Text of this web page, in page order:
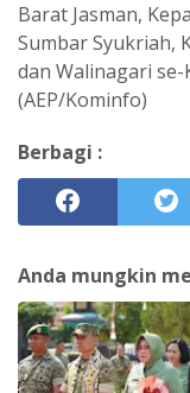
Barat Jasman,
Sumbar Syukriah,
dan Walinagari
(AEP/Kominfo)
Berbagi :
Anda mungkin